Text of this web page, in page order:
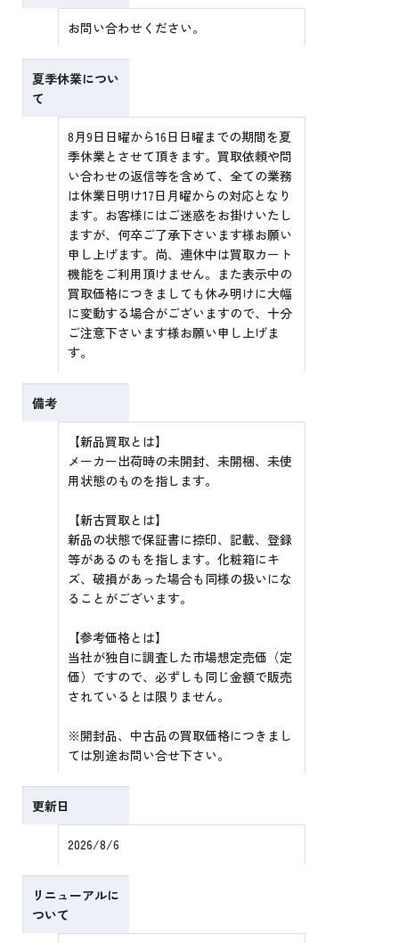
お問い合わせください。
夏季休業につい
て
8月9日日曜から16日日曜までの期間を夏
季休業とさせて頂きます。買取依頼や問
い合わせの返信等を含めて、全ての業務
は休業日明け17日月曜からの対応となり
ます。お客様にはご迷惑をお掛けいたし
ますが、何卒ご了承下さいます様お願い
申し上げます。尚、連休中は買取カート
機能をご利用頂けません。また表示中の
買取価格につきましても休み明けに大幅
に変動する場合がございますので、十分
ご注意下さいます様お願い申し上げま
す。
備考
【新品買取とは】
メーカー出荷時の未開封、未開梱、未使
用状態のものを指します。
【新古買取とは】
新品の状態で保証書に捺印、記載、登録
等があるのもを指します。化粧箱にキ
ズ、破損があった場合も同様の扱いにな
ることがございます。
【参考価格とは】
当社が独自に調査した市場想定売価（定
価）ですので、必ずしも同じ金額で販売
されているとは限りません。
※開封品、中古品の買取価格につきまし
ては別途お問い合せ下さい。
更新日
2026/8/6
リニューアルに
ついて